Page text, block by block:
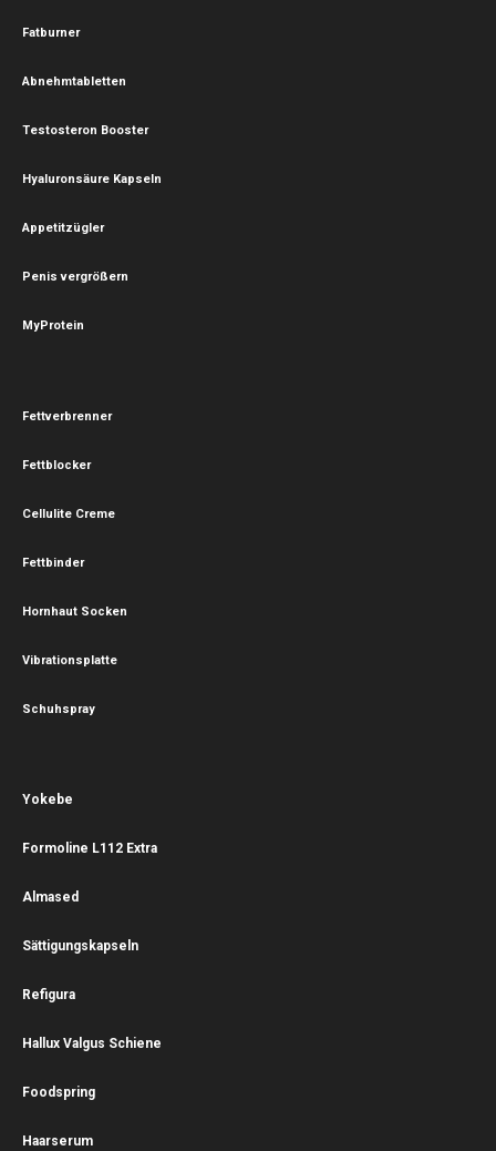
Fatburner
Abnehmtabletten
Testosteron Booster
Hyaluronsäure Kapseln
Appetitzügler
Penis vergrößern
MyProtein
Fettverbrenner
Fettblocker
Cellulite Creme
Fettbinder
Hornhaut Socken
Vibrationsplatte
Schuhspray
Yokebe
Formoline L112 Extra
Almased
Sättigungskapseln
Refigura
Hallux Valgus Schiene
Foodspring
Haarserum